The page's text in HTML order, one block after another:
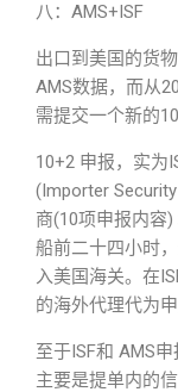
八：AMS+ISF
出口到美国的货
AMS数据，而从
需提交一个新的
10+2 申报，实为
(Importer
商(10项申报内容
船前二十四小时
入美国海关。在
的海外代理代为申
至于ISF和 AMS
主要是提单内的